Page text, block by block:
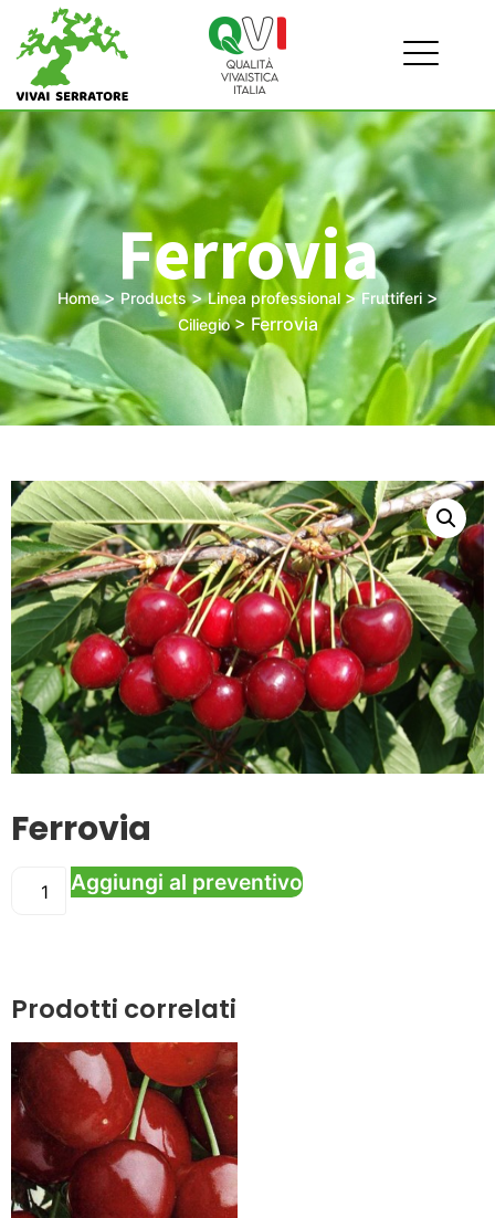
Ferrovia
Home> Products>Linea professional>Fruttiferi>
Ciliegio> Ferrovia
Ferrovia
Aggiungi al preventivo
Prodotti correlati